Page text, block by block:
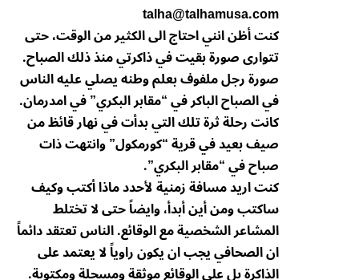
talha@talhamusa.com
كنت أظن انني احتاج الى الكثير من الوقت، حتى
تتوارى صورة بقيت في ذاكرتي منذ ذلك الصباح.
صورة رجل ملفوف بعلم وطنه يصلي عليه الناس
في الصباح الباكر في “مقابر البكري” في امدرمان.
كانت رحلة ثرة تلك التي بدأت في نهار قائظ من
صيف بعيد في قرية “كورمكول” وانتهت ذات
صباح في “مقابر البكري”.
كنت اريد مسافة زمنية لأحدد ماذا أكتب وكيف
ساكتب ومن أين أبدأ، وايضاً حتى لا تختلط
المشاعر الشخصية مع الوقائع. الناس تعتقد دائماً
ان الصحافي يجب ان يكون راوياً لا يعتمد على
الذاكرة بل على الوقائع موثقة ومسجلة ومكتوبة.